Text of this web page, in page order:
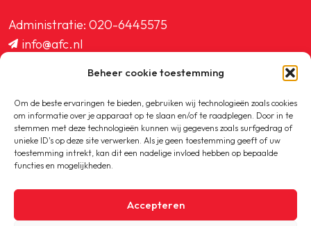
Beheer cookie toestemming
Om de beste ervaringen te bieden, gebruiken wij technologieën zoals cookies
om informatie over je apparaat op te slaan en/of te raadplegen. Door in te
stemmen met deze technologieën kunnen wij gegevens zoals surfgedrag of
unieke ID's op deze site verwerken. Als je geen toestemming geeft of uw
toestemming intrekt, kan dit een nadelige invloed hebben op bepaalde
functies en mogelijkheden.
Accepteren
Administratie: 020-6445575
info@afc.nl
ledenadministratie@afc.nl
Copyright © 2020-2026 AFC